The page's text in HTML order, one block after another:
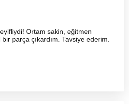
Ortam sakin, eğitmen
parça çıkardım. Tavsiye ederim.